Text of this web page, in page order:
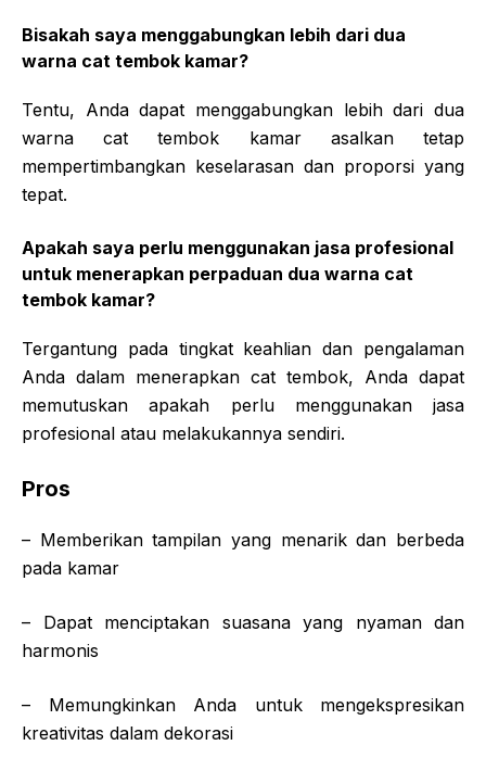
Bisakah saya menggabungkan lebih dari dua
warna cat tembok kamar?
Tentu, Anda dapat menggabungkan lebih dari dua
warna cat tembok kamar asalkan tetap
mempertimbangkan keselarasan dan proporsi yang
tepat.
Apakah saya perlu menggunakan jasa profesional
untuk menerapkan perpaduan dua warna cat
tembok kamar?
Tergantung pada tingkat keahlian dan pengalaman
Anda dalam menerapkan cat tembok, Anda dapat
memutuskan apakah perlu menggunakan jasa
profesional atau melakukannya sendiri.
Pros
– Memberikan tampilan yang menarik dan berbeda
pada kamar
– Dapat menciptakan suasana yang nyaman dan
harmonis
– Memungkinkan Anda untuk mengekspresikan
kreativitas dalam dekorasi